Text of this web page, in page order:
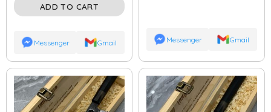
ADD TO CART
Messenger Gmail Messenger Gmail